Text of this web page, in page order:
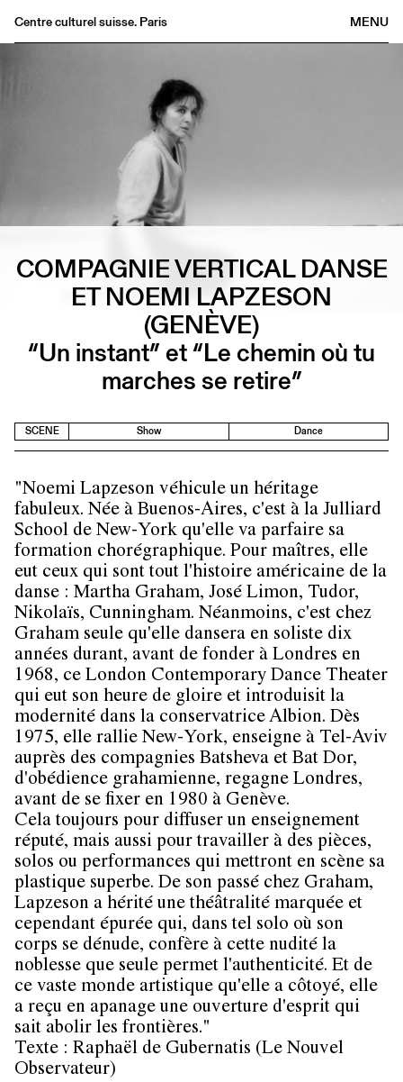
MENU
Centre culturel suisse. Paris
About
FR/EN
COMPAGNIE VERTICAL DANSE
ET NOEMI LAPZESON
(GENÈVE)
“Un instant” et “Le chemin où tu
marches se retire”
SCENE Show Dance
"Noemi Lapzeson véhicule un héritage
fabuleux. Née à Buenos-Aires, c'est à la Julliard
School de New-York qu'elle va parfaire sa
formation chorégraphique. Pour maîtres, elle
eut ceux qui sont tout l'histoire américaine de la
danse : Martha Graham, José Limon, Tudor,
Nikolaïs, Cunningham. Néanmoins, c'est chez
Graham seule qu'elle dansera en soliste dix
années durant, avant de fonder à Londres en
1968, ce London Contemporary Dance Theater
qui eut son heure de gloire et introduisit la
modernité dans la conservatrice Albion. Dès
1975, elle rallie New-York, enseigne à Tel-Aviv
auprès des compagnies Batsheva et Bat Dor,
d'obédience grahamienne, regagne Londres,
avant de se fixer en 1980 à Genève.
Cela toujours pour diffuser un enseignement
réputé, mais aussi pour travailler à des pièces,
solos ou performances qui mettront en scène sa
plastique superbe. De son passé chez Graham,
Lapzeson a hérité une théâtralité marquée et
cependant épurée qui, dans tel solo où son
corps se dénude, confère à cette nudité la
noblesse que seule permet l'authenticité. Et de
ce vaste monde artistique qu'elle a côtoyé, elle
a reçu en apanage une ouverture d'esprit qui
sait abolir les frontières."
Texte : Raphaël de Gubernatis (Le Nouvel
Observateur)